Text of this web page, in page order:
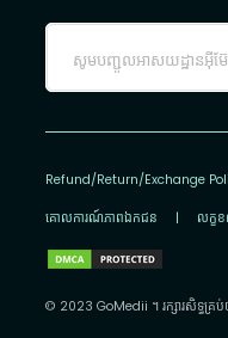
Refund/Return/Exchange
គោលការណ៍​ភាព​ឯកជន | លក្ខ
© 2023 GoMedii ។ រក្សា​រ​សិទ្ធ​គ្រ